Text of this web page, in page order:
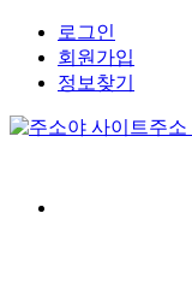
로그인
회원가입
정보찾기